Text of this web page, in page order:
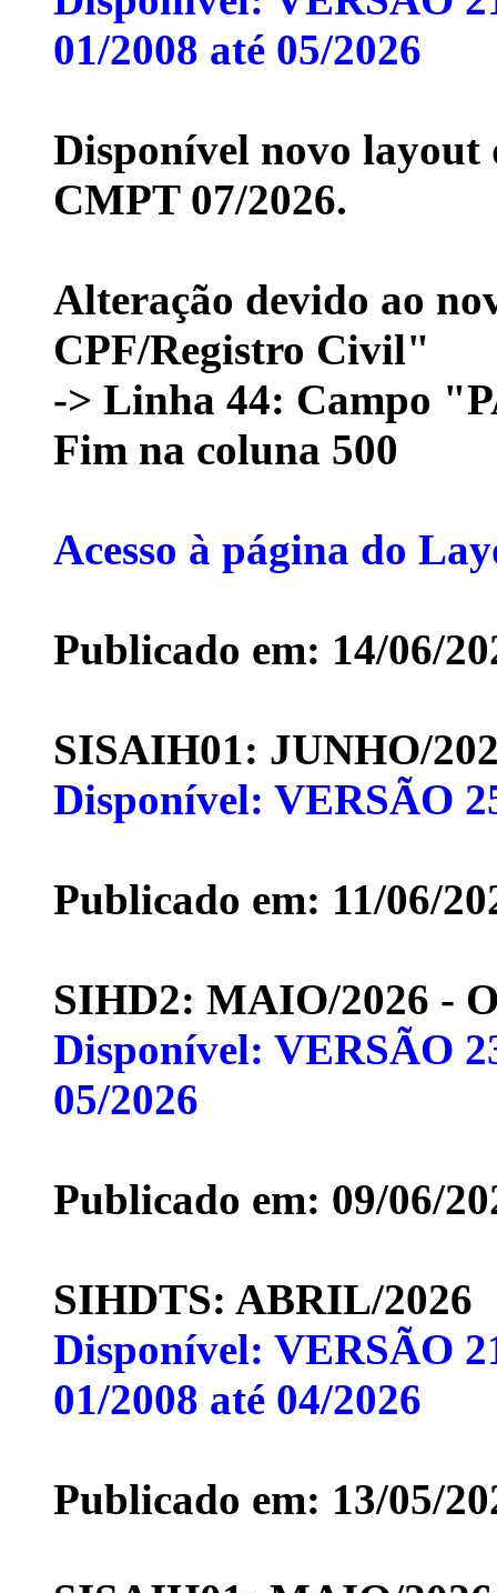
01/2008 até 05/2026
Disponível novo
CMPT 07/2026.
Alteração devido ao
CPF/Registro Civil"
-> Linha 44: Campo
Fim na coluna 500
Acesso à página do
Publicado em: 14/06/
SISAIH01: JUNHO/
Disponível: VERSÃO
Publicado em: 11/06/
SIHD2: MAIO/2026 -
Disponível: VERSÃO
05/2026
Publicado em: 09/06/
SIHDTS: ABRIL/2026
Disponível: VERSÃO
01/2008 até 04/2026
Publicado em: 13/05/